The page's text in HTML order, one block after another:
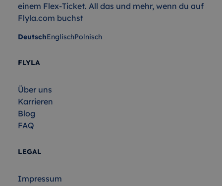
einem Flex-Ticket. All das und mehr, wenn du auf
Flyla.com buchst
DeutschEnglischPolnisch
FLYLA
Über uns
Karrieren
Blog
FAQ
LEGAL
Impressum